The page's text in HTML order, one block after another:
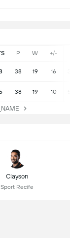
P W +/-
38 19 16
38 19 10
Clayson
Sport Recife